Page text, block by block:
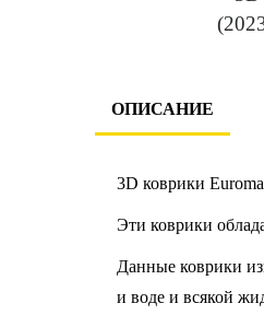
ОПИСАНИЕ
3D коврики
Эти коврики
Данные коврики
и воде и всякой